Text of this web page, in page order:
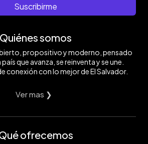
Suscribirme
Quiénes somos
propositivo y moderno, pensado
que avanza, se reinventa y se une.
conexión con lo mejor de El Salvador.
Ver mas ❯
ofrecemos